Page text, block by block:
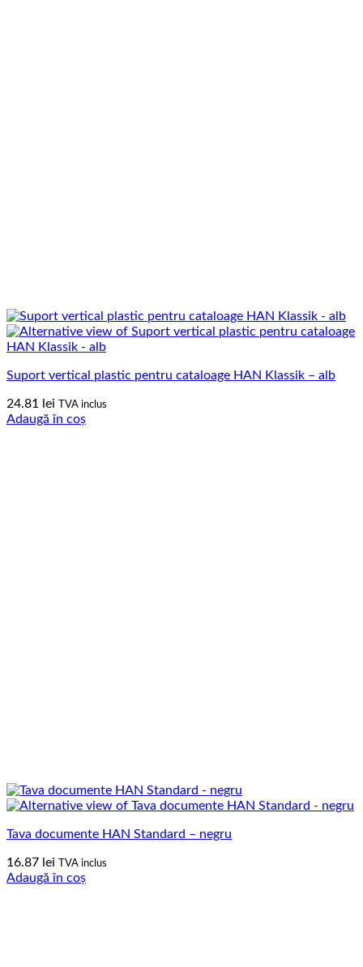
Suport vertical plastic pentru cataloage HAN Klassik – alb
24.81 lei TVA inclus
Adaugă în coș
Tava documente HAN Standard – negru
16.87 lei TVA inclus
Adaugă în coș